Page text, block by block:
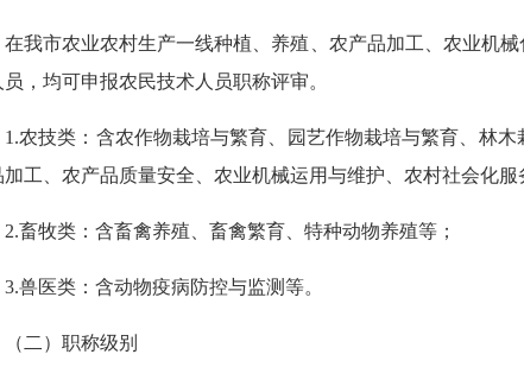
在我市农业农村生产一线种植、养殖、农产品加工、农业机
员，均可申报农民技术人员职称评审。
1.农技类：含农作物栽培与繁育、园艺作物栽培与繁育、林
加工、农产品质量安全、农业机械运用与维护、农村社会化
2.畜牧类：含畜禽养殖、畜禽繁育、特种动物养殖等；
3.兽医类：含动物疫病防控与监测等。
（二）职称级别